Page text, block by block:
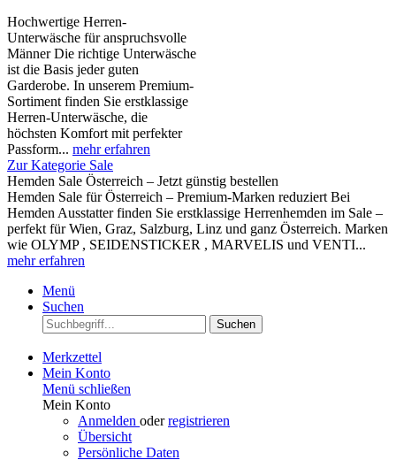
Hochwertige Herren-
Unterwäsche für anspruchsvolle
Männer Die richtige Unterwäsche
ist die Basis jeder guten
Garderobe. In unserem Premium-
Sortiment finden Sie erstklassige
Herren-Unterwäsche, die
höchsten Komfort mit perfekter
Passform... mehr erfahren
Zur Kategorie Sale
Hemden Sale Österreich – Jetzt günstig bestellen
Hemden Sale für Österreich – Premium-Marken reduziert Bei
Hemden Ausstatter finden Sie erstklassige Herrenhemden im Sale –
perfekt für Wien, Graz, Salzburg, Linz und ganz Österreich. Marken
wie OLYMP , SEIDENSTICKER , MARVELIS und VENTI...
mehr erfahren
Menü
Suchen
Suchen
Merkzettel
Mein Konto
Menü schließen
Mein Konto
Anmelden oderregistrieren
Übersicht
Persönliche Daten